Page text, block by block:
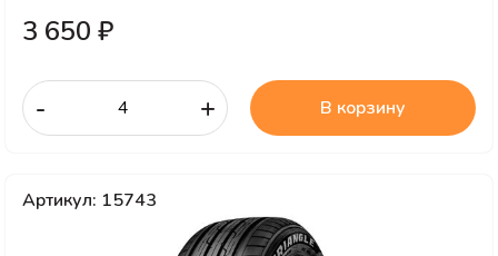
3 650 ₽
- + В корзину
Артикул: 15743